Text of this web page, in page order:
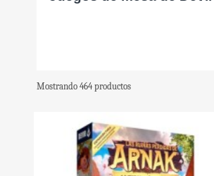
Mostrando 464 productos